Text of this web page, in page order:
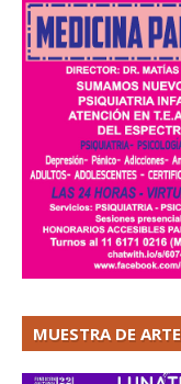
MUESTRA DE ARTE